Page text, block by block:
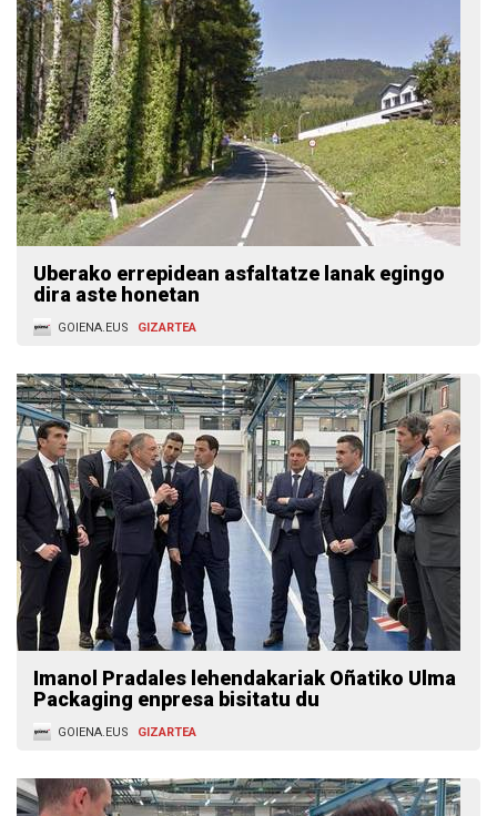
Uberako errepidean asfaltatze lanak egingo
dira aste honetan
GOIENA.EUS GIZARTEA
Imanol Pradales lehendakariak Oñatiko Ulma
Packaging enpresa bisitatu du
GOIENA.EUS GIZARTEA